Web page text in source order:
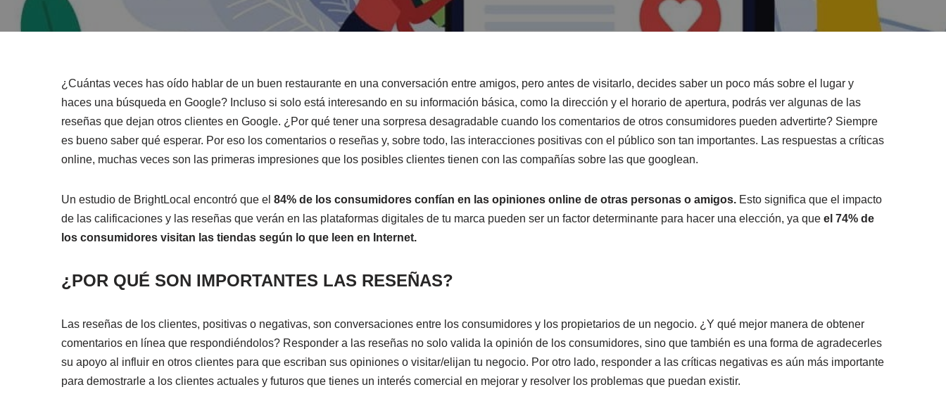
¿Cuántas veces has oído hablar de un buen restaurante en una conversación entre amigos, pero antes de visitarlo, decides saber un poco más sobre el lugar y
haces una búsqueda en Google? Incluso si solo está interesando en su información básica, como la dirección y el horario de apertura, podrás ver algunas de las
reseñas que dejan otros clientes en Google. ¿Por qué tener una sorpresa desagradable cuando los comentarios de otros consumidores pueden advertirte? Siempre
es bueno saber qué esperar. Por eso los comentarios o reseñas y, sobre todo, las interacciones positivas con el público son tan importantes. Las respuestas a críticas
online, muchas veces son las primeras impresiones que los posibles clientes tienen con las compañías sobre las que googlean.
Un estudio de BrightLocal encontró que el 84% de los consumidores confían en las opiniones online de otras personas o amigos. Esto significa que el impacto
de las calificaciones y las reseñas que verán en las plataformas digitales de tu marca pueden ser un factor determinante para hacer una elección, ya que el 74% de
los consumidores visitan las tiendas según lo que leen en Internet.
¿ POR QUÉ SON IMPORTANTES LAS RESEÑAS?
Las reseñas de los clientes, positivas o negativas, son conversaciones entre los consumidores y los propietarios de un negocio. ¿Y qué mejor manera de obtener
comentarios en línea que respondiéndolos? Responder a las reseñas no solo valida la opinión de los consumidores, sino que también es una forma de agradecerles
su apoyo al influir en otros clientes para que escriban sus opiniones o visitar/elijan tu negocio. Por otro lado, responder a las críticas negativas es aún más importante
para demostrarle a los clientes actuales y futuros que tienes un interés comercial en mejorar y resolver los problemas que puedan existir.